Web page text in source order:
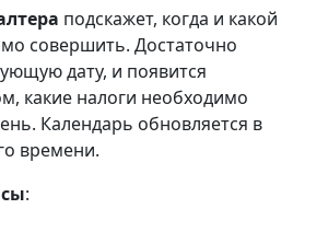
подскажет, когда и какой
совершить. Достаточно
дату, и появится
какие налоги необходимо
Календарь обновляется в
времени.
: